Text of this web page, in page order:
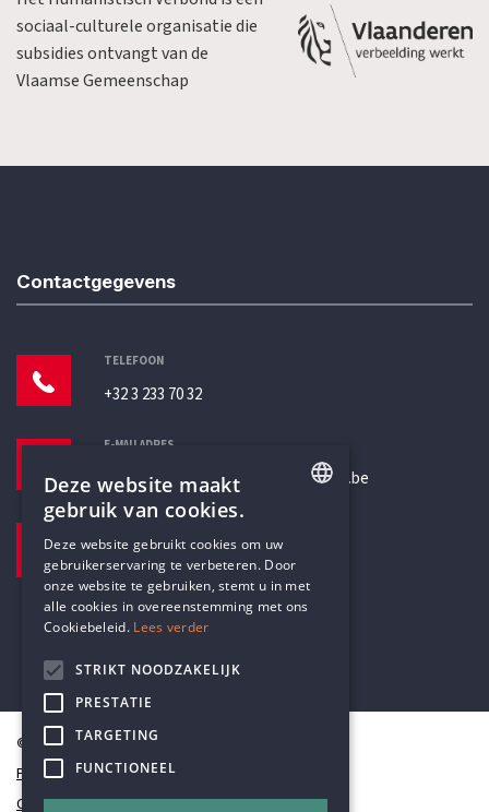
sociaal-culturele organisatie die
subsidies ontvangt van de
Vlaamse Gemeenschap
Contactgegevens
TELEFOON
+32 3 233 70 32
E-MAILADRES
secretariaat@humanistischverbond.be
Pottenbrug 4
Antwerpen, 2000
© Humanistisch Verbond 2026
Privacy
Cookiestatement
DUTCH
Deze website maakt
gebruik van cookies.
Deze website gebruikt cookies om uw
gebruikerservaring te verbeteren. Door
onze website te gebruiken, stemt u in met
alle cookies in overeenstemming met ons
Cookiebeleid. Lees verder
STRIKT NOODZAKELIJK
PRESTATIE
TARGETING
FUNCTIONEEL